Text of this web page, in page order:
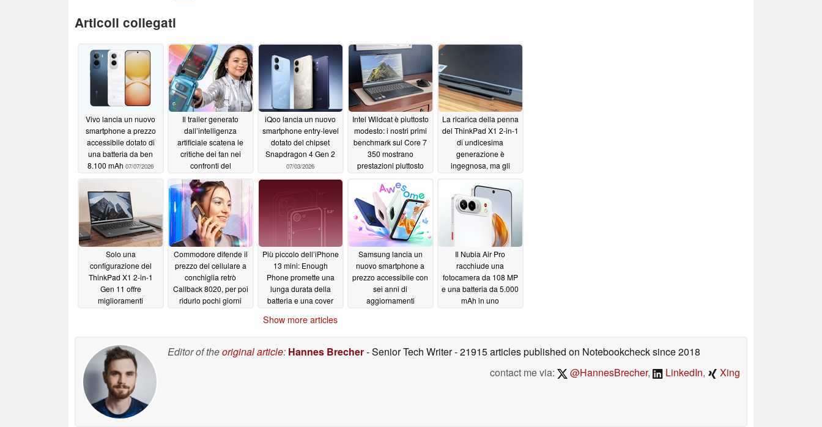
Articoli collegati
Vivo lancia un nuovo
smartphone a prezzo
accessibile dotato di
una batteria da ben
8.100 mAh 07/07/2026
Il trailer generato
dall’intelligenza
artificiale scatena le
critiche dei fan nei
confronti del
8020, proprio mentre
viene applicato un
taglio di prezzo
07/04/2026
iQoo lancia un nuovo
smartphone entry-level
dotato del chipset
Snapdragon 4 Gen 2
07/03/2026
Intel Wildcat è piuttosto
modesto: i nostri primi
benchmark sul Core 7
350 mostrano
prestazioni piuttosto
La ricarica della penna
del ThinkPad X1 2-in-1
di undicesima
generazione è
ingegnosa, ma gli
evidenti06/28/2026
Solo una
configurazione del
ThinkPad X1 2-in-1
Gen 11 offre
miglioramenti
Commodore difende il
prezzo del cellulare a
conchiglia retrò
Callback 8020, per poi
ridurlo pochi giorni
Più piccolo dell’iPhone
13 mini: Enough
Phone promette una
lunga durata della
batteria e una cover
06/26/2026
Samsung lancia un
nuovo smartphone a
prezzo accessibile con
sei anni di
aggiornamenti
Il Nubia Air Pro
racchiude una
fotocamera da 108 MP
e una batteria da 5.000
mAh in uno
Show more articles
Editor of theoriginal article: Hannes Brecher- Senior Tech Writer- 21915 articles published on Notebookchecksince 2018
contact me via:
@HannesBrecher, LinkedIn, Xing